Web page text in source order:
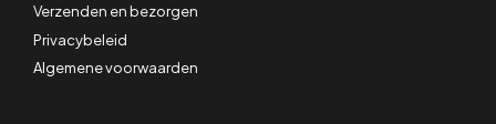
Verzenden en bezorgen
Privacybeleid
Algemene voorwaarden